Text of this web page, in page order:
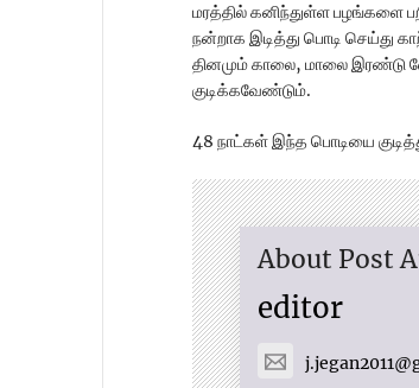
மரத்தில் கனிந்துள்ள பழங்களை
நன்றாக இடித்து பொடி செய்து
தினமும் காலை, மாலை இரண்டு
குடிக்கவேண்டும்.
48 நாட்கள் இந்த பொடியை
About Post
editor